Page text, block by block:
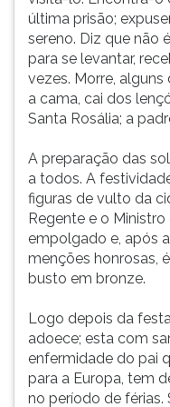
última prisão;
sereno. Diz que não
para se levantar,
vezes. Morre,
a cama, cai dos
Santa Rosália; a
A preparação das
a todos. A
figuras de vulto da
Regente e o
empolgado e, após
menções honrosas,
busto em bronze.
Logo depois da
adoece; esta com
enfermidade do pai
para a Europa, tem
no período de férias.